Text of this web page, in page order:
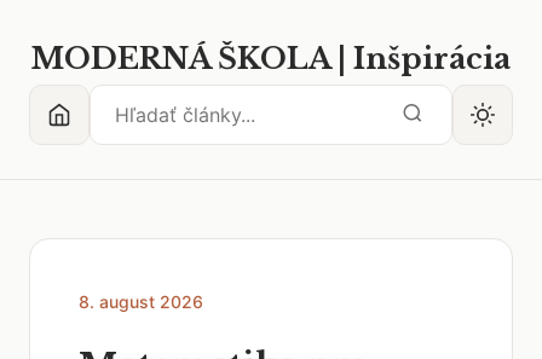
MODERNÁ ŠKOLA | Inšpirácia
8. august 2026